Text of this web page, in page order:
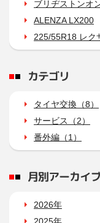
ブリヂストンオ
ALENZA LX200
225/55R18 レク
カテゴリ
タイヤ交換（8）
サービス（2）
番外編（1）
月別アーカイ
2026年